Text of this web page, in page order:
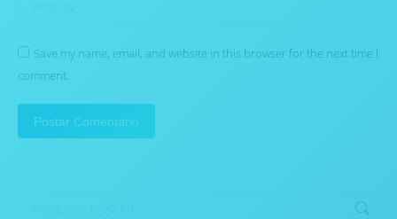
Save my name, email, and website in this browser for the next time I
comment.
Postar Comentário